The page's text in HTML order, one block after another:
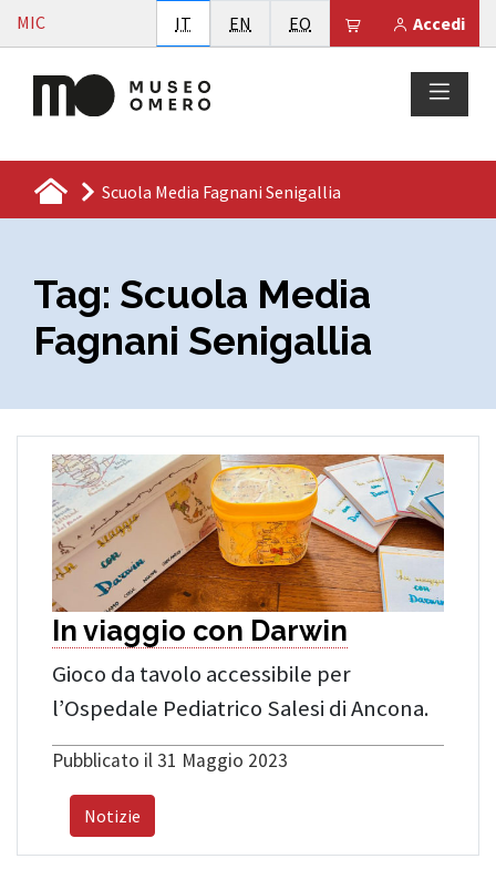
Vai al contenuto
MIC Accedi
Il tuo carrello è
IT Italiano
EN English
EO Esperanto
Scuola Media Fagnani Senigallia
Tag: Scuola Media
Fagnani Senigallia
In viaggio con Darwin
Gioco da tavolo accessibile per
l’Ospedale Pediatrico Salesi di Ancona.
Pubblicato il 31 Maggio 2023
Notizie